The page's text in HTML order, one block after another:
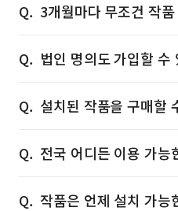
3개월마다 무조건 작
법인 명의도 가입할 수
설치된 작품을 구매할
전국 어디든 이용 가능
작품은 언제 설치 가능